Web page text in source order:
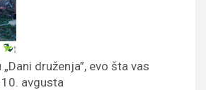
„Dani druženja”, evo šta vas
avgusta